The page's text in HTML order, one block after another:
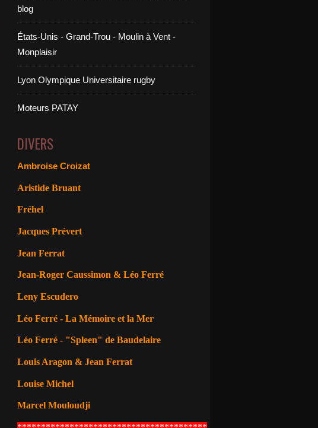
En images. La piste de la Sarra rouvre aux Lyonnais : ces
blog
États-Unis - Grand-Trou - Moulin à Vent -
Monplaisir
Lyon Olympique Universitaire rugby
Moteurs PATAY
DIVERS
Ambroise Croizat
Aristide Bruant
Fréhel
Jacques Prévert
Jean Ferrat
Jean-Roger Caussimon & Léo Ferré
Leny Escudero
Léo Ferré - La Mémoire et la Mer
Léo Ferré - "Spleen" de Baudelaire
Louis Aragon & Jean Ferrat
Louise Michel
Marcel Mouloudji